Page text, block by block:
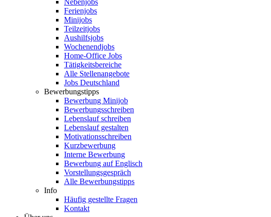
Nebenjobs
Ferienjobs
Minijobs
Teilzeitjobs
Aushilfsjobs
Wochenendjobs
Home-Office Jobs
Tätigkeitsbereiche
Alle Stellenangebote
Jobs Deutschland
Bewerbungstipps
Bewerbung Minijob
Bewerbungsschreiben
Lebenslauf schreiben
Lebenslauf gestalten
Motivationsschreiben
Kurzbewerbung
Interne Bewerbung
Bewerbung auf Englisch
Vorstellungsgespräch
Alle Bewerbungstipps
Info
Häufig gestellte Fragen
Kontakt